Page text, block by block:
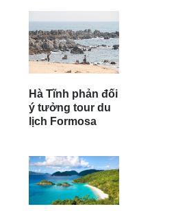
Hà Tĩnh phản đối
ý tưởng tour du
lịch Formosa